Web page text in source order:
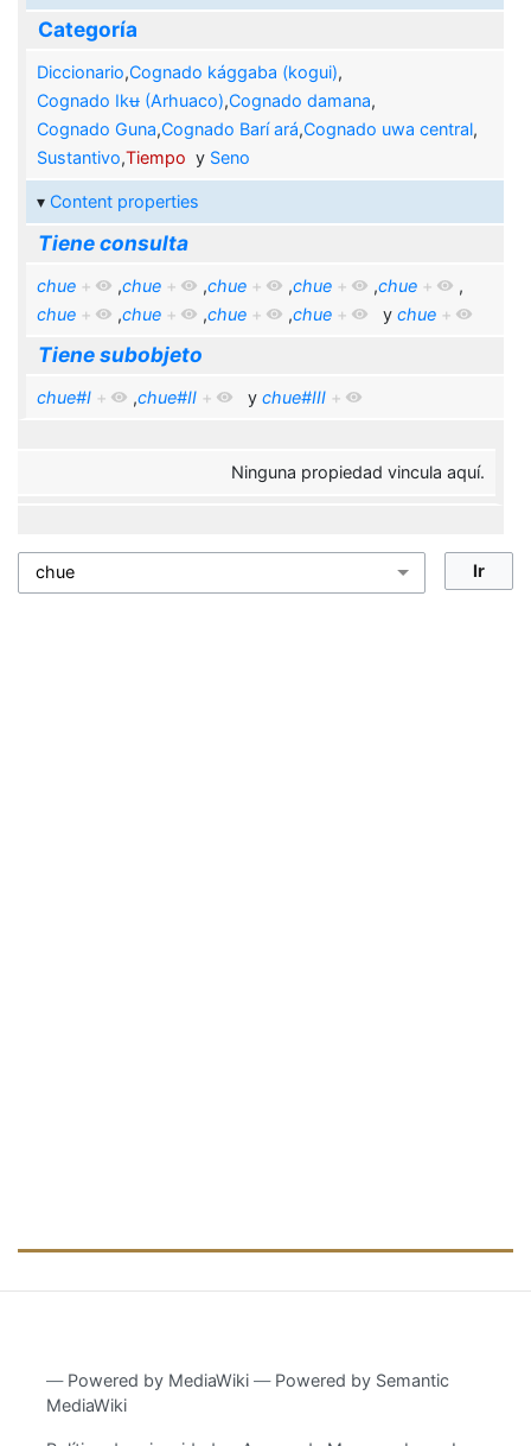
Categoría
Diccionario,Cognado kággaba (kogui),
Cognado Ikʉ (Arhuaco),Cognado damana,
Cognado Guna,Cognado Barí ará,Cognado uwa central,
Sustantivo,Tiempo y Seno
Content properties
Tiene consulta
chue + ,chue + ,chue + ,chue + ,chue +
,
chue + ,chue + ,chue + ,chue + y chue +
Tiene subobjeto
chue#I + ,chue#II + y chue#III +
Ninguna propiedad vincula aquí.
― Powered by MediaWiki ― Powered by Semantic
MediaWiki